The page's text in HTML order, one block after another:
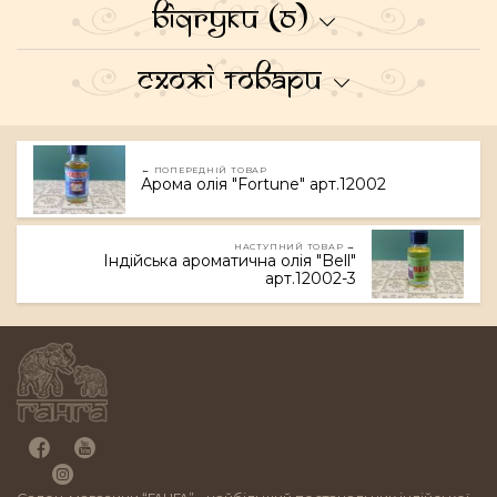
Відгуки (0)
Схожі товари
← ПОПЕРЕДНІЙ ТОВАР
Арома олія "Fortune" арт.12002
НАСТУПНИЙ ТОВАР →
Індійська ароматична олія "Bell"
арт.12002-3